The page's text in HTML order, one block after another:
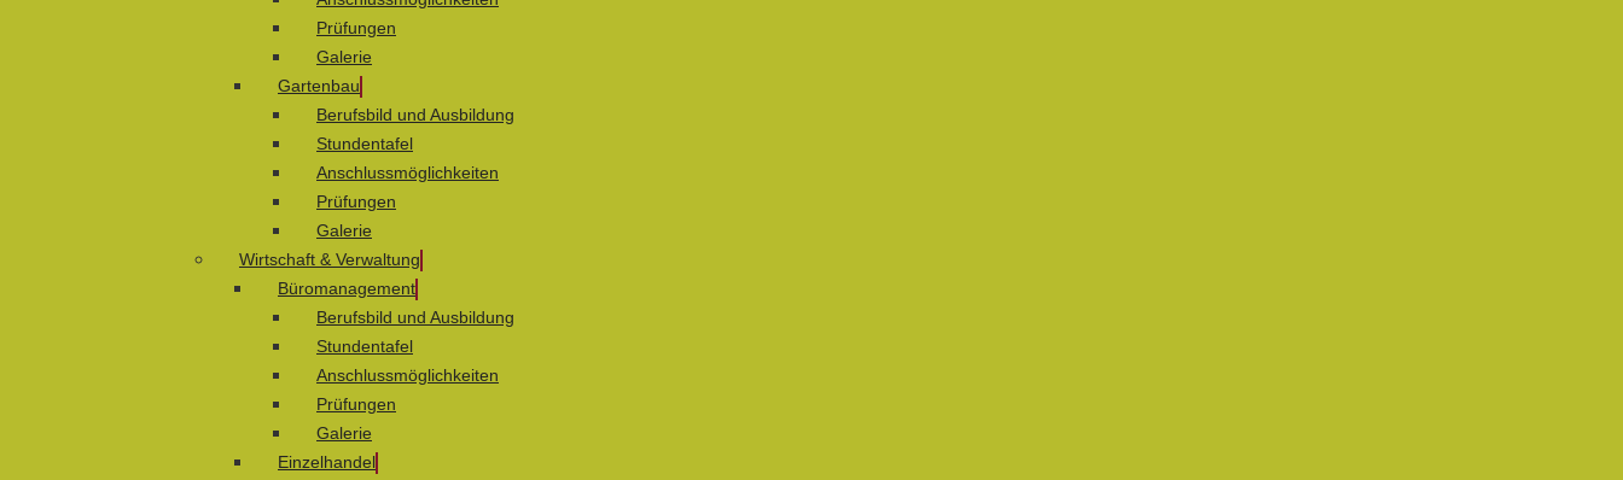
Prüfungen
Galerie
Gartenbau
Berufsbild und Ausbildung
Stundentafel
Anschlussmöglichkeiten
Prüfungen
Galerie
Wirtschaft & Verwaltung
Büromanagement
Berufsbild und Ausbildung
Stundentafel
Anschlussmöglichkeiten
Prüfungen
Galerie
Einzelhandel